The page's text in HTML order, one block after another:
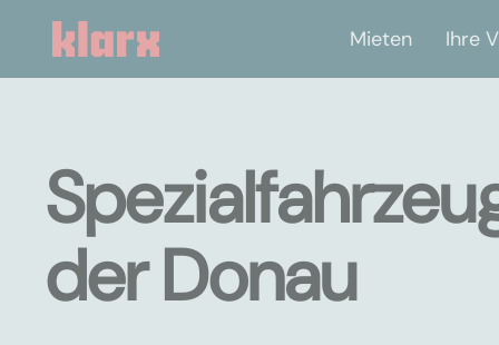
Mieten Ihre
der Donau